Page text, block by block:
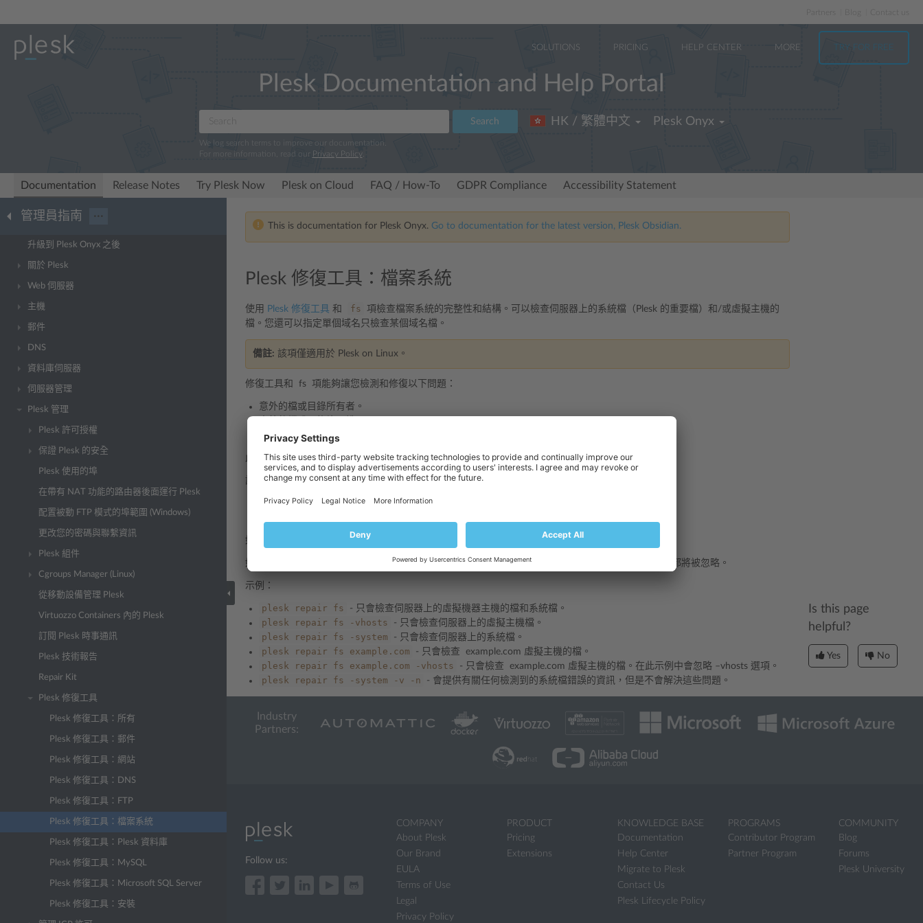
Partners
SOLUTIONS PRICING HELP CENTER MORE TRY FOR FREE
Plesk Documentation and Help Portal
Search
We log search terms to improve our documentation.
For more information, read our Privacy Policy.
HK / 繁體中文 Plesk Onyx
Documentation Release Notes Try Plesk Now Plesk on Cloud FAQ / How-To GDPR Compliance Accessibility Statement
管理員指南 ···
升級到 Plesk Onyx 之後
關於 Plesk
Web 伺服器
主機
郵件
DNS
資料庫伺服器
伺服器管理
Plesk 管理
Plesk 許可授權
保證 Plesk 的安全
Plesk 使用的埠
在帶有 NAT 功能的路由器後面運行 Plesk
配置被動 FTP 模式的埠範圍 (Windows)
更改您的密碼與聯繫資訊
Plesk 組件
Cgroups Manager (Linux)
從移動設備管理 Plesk
Virtuozzo Containers 內的 Plesk
訂閱 Plesk 時事通訊
Plesk 技術報告
Repair Kit
Plesk 修復工具
Plesk 修復工具：所有
Plesk 修復工具：郵件
Plesk 修復工具：網站
Plesk 修復工具：DNS
Plesk 修復工具：FTP
Plesk 修復工具：檔案系統
Plesk 修復工具：Plesk 資料庫
Plesk 修復工具：MySQL
Plesk 修復工具：Microsoft SQL Server
Plesk 修復工具：安裝
This is documentation for Plesk Onyx. Go to documentation for the latest version, Plesk Obsidian.
Plesk 修復工具：檔案系統
使用 Plesk 修復工具 和 fs
項檢查檔案系統的完整性和結構。可以檢查伺服器上的系統檔（Plesk 的重要檔）和/或虛擬主機的
檔。您還可以指定單個域名只檢查某個域名檔。
備註: 該項僅適用於 Plesk on Linux。
修復工具和 fs 項能夠讓您檢測和修復以下問題：
意外的檔或目錄所有者。
意外的檔或目錄擴展屬性。
此外，可能會檢測到缺失的強制性檔或目錄（但不會修復）。
該項有以下對應選項：
-system – 只檢查系統檔。可能會檢查對 Plesk 運行至關重要的多個系統檔。
如果沒有使用這些當中的任何選項，則會一起檢查系統檔和虛擬主機檔。
如果指定了單個域名，則將只會檢查該域名的檔。如果使用了任何其它選項 (- ) ，都將被忽略。
示例：
plesk repair fs - 只會檢查伺服器上的虛擬機器主機的檔和系統檔。
plesk repair fs -vhosts - 只會檢查伺服器上的虛擬主機檔。
plesk repair fs -system - 只會檢查伺服器上的系統檔。
plesk repair fs example.com - 只會檢查 example.com 虛擬主機的檔。
plesk repair fs example.com -vhosts - 只會檢查 example.com 虛擬主機的檔。在此示例中會忽略 –vhosts 選項。
plesk repair fs -system -v -n - 會提供有關任何檢測到的系統檔錯誤的資訊，但是不會解決這些問題。
Is this page
helpful?
Yes No
Industry
Partners:
Follow us:
COMPANY
About Plesk
Our Brand
EULA
Terms of Use
Legal
Privacy Policy
PRODUCT
Pricing
Extensions
KNOWLEDGE BASE
Documentation
Help Center
Migrate to Plesk
Contact Us
Plesk Lifecycle Policy
PROGRAMS
Contributor Program
Partner Program
COMMUNITY
Blog
Forums
Plesk University